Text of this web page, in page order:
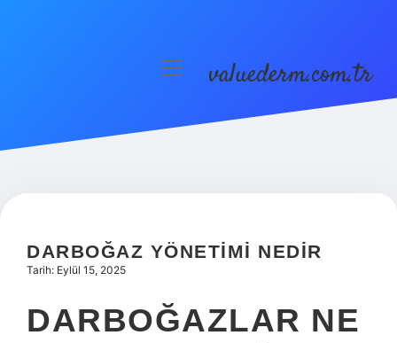
menüyüvaluederm.com.tr
DARBOĞAZ YÖNETIMI NEDIR
Tarih: Eylül 15, 2025
DARBOĞAZLAR NE